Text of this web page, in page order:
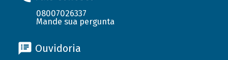
08007026337
Mande sua pergunta
Ouvidoria